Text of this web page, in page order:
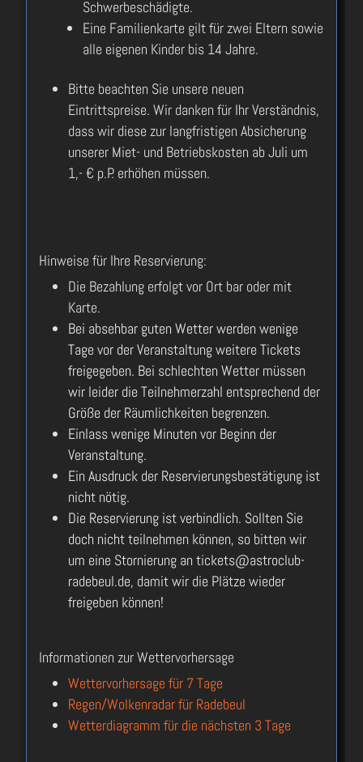
Schwerbeschädigte.
Eine Familienkarte gilt für zwei Eltern sowie
alle eigenen Kinder bis 14 Jahre.
Bitte beachten Sie unsere neuen
Eintrittspreise. Wir danken für Ihr Verständnis,
dass wir diese zur langfristigen Absicherung
unserer Miet- und Betriebskosten ab Juli um
1,- € p.P. erhöhen müssen.
Hinweise für Ihre Reservierung:
Die Bezahlung erfolgt vor Ort bar oder mit
Karte.
Bei absehbar guten Wetter werden wenige
Tage vor der Veranstaltung weitere Tickets
freigegeben. Bei schlechten Wetter müssen
wir leider die Teilnehmerzahl entsprechend der
Größe der Räumlichkeiten begrenzen.
Einlass wenige Minuten vor Beginn der
Veranstaltung.
Ein Ausdruck der Reservierungsbestätigung ist
nicht nötig.
Die Reservierung ist verbindlich. Sollten Sie
doch nicht teilnehmen können, so bitten wir
um eine Stornierung an tickets@astroclub-
radebeul.de, damit wir die Plätze wieder
freigeben können!
Informationen zur Wettervorhersage
Wettervorhersage für 7 Tage
Regen/Wolkenradar für Radebeul
Wetterdiagramm für die nächsten 3 Tage